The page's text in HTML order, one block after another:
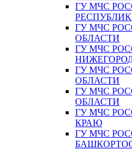
ГУ МЧС
ГУ МЧС
ОБЛАСТИ
ГУ МЧС
ГУ МЧС
ОБЛАСТИ
ГУ МЧС
ОБЛАСТИ
ГУ МЧС
КРАЮ
ГУ МЧС